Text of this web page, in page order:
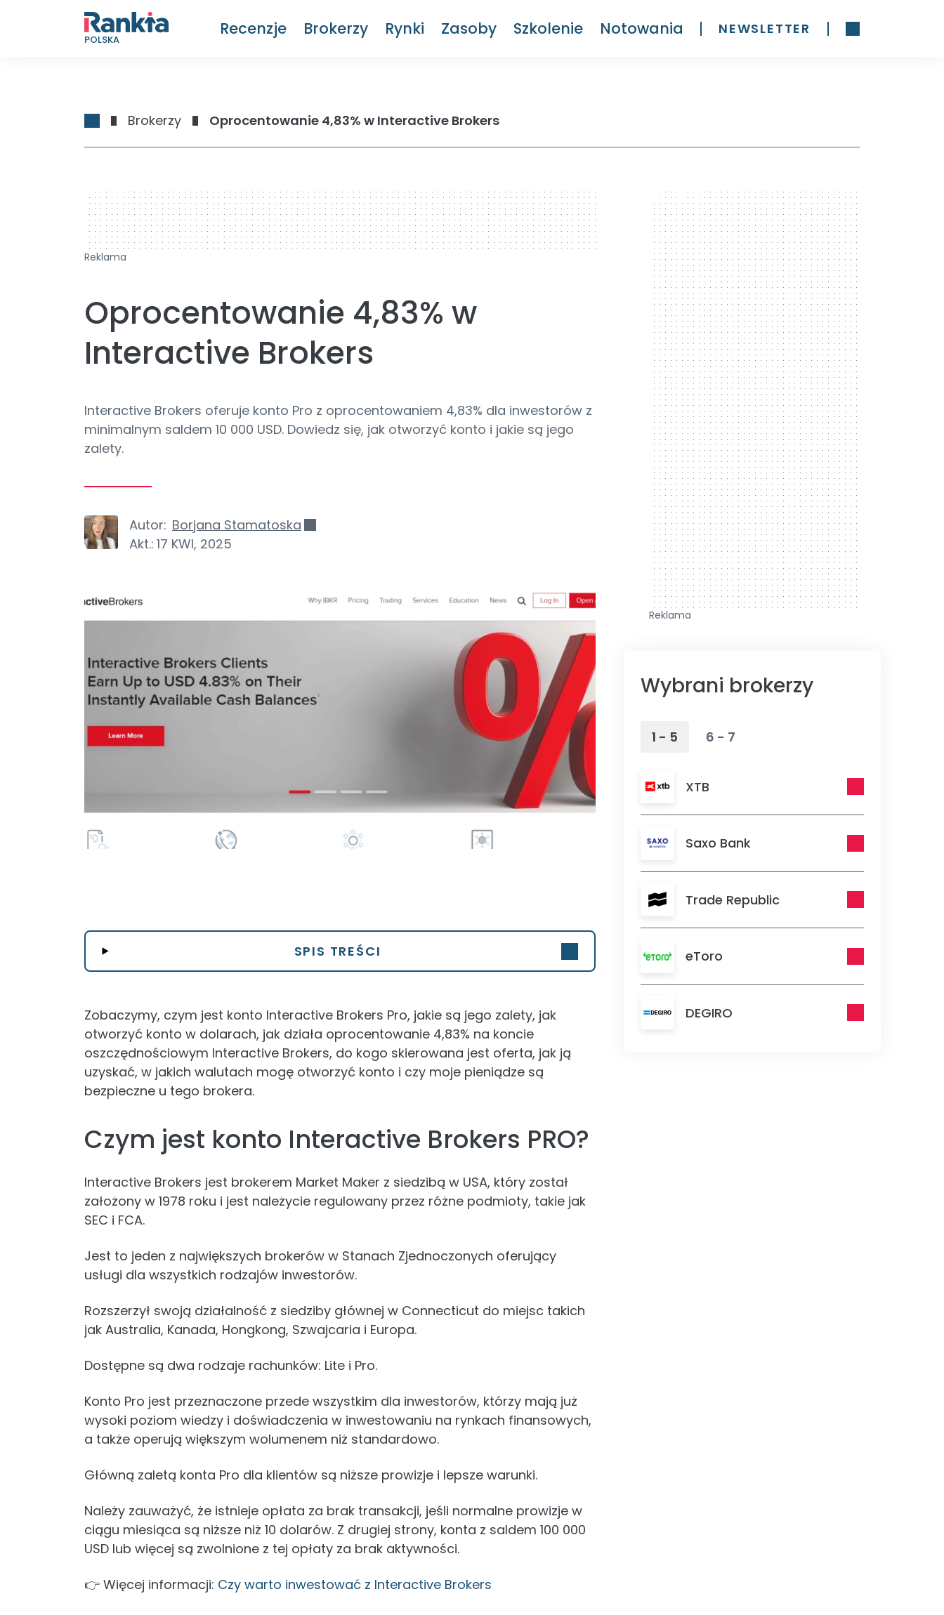
POLSKA
Recenzje Brokerzy Rynki Zasoby Szkolenie Notowania NEWSLETTER
Brokerzy Oprocentowanie 4,83% w Interactive Brokers
728 x 90
Reklama
Oprocentowanie 4,83% w
Interactive Brokers
Interactive Brokers oferuje konto Pro z oprocentowaniem 4,83% dla inwestorów z
minimalnym saldem 10 000 USD. Dowiedz się, jak otworzyć konto i jakie są jego
zalety.
Autor: Borjana Stamatoska
Akt.: 17 KWI, 2025
SPIS TREŚCI
Zobaczymy, czym jest konto Interactive Brokers Pro, jakie są jego zalety, jak
otworzyć konto w dolarach, jak działa oprocentowanie 4,83% na koncie
oszczędnościowym Interactive Brokers, do kogo skierowana jest oferta, jak ją
uzyskać, w jakich walutach mogę otworzyć konto i czy moje pieniądze są
bezpieczne u tego brokera.
Czym jest konto Interactive Brokers PRO?
Interactive Brokers jest brokerem Market Maker z siedzibą w USA, który został
założony w 1978 roku i jest należycie regulowany przez różne podmioty, takie jak
SEC i FCA.
Jest to jeden z największych brokerów w Stanach Zjednoczonych oferujący
usługi dla wszystkich rodzajów inwestorów.
Rozszerzył swoją działalność z siedziby głównej w Connecticut do miejsc takich
jak Australia, Kanada, Hongkong, Szwajcaria i Europa.
Dostępne są dwa rodzaje rachunków: Lite i Pro.
Konto Pro jest przeznaczone przede wszystkim dla inwestorów, którzy mają już
wysoki poziom wiedzy i doświadczenia w inwestowaniu na rynkach finansowych,
a także operują większym wolumenem niż standardowo.
Główną zaletą konta Pro dla klientów są niższe prowizje i lepsze warunki.
Należy zauważyć, że istnieje opłata za brak transakcji, jeśli normalne prowizje w
ciągu miesiąca są niższe niż 10 dolarów. Z drugiej strony, konta z saldem 100 000
USD lub więcej są zwolnione z tej opłaty za brak aktywności.
👉 Więcej informacji: Czy warto inwestować z Interactive Brokers
300 x 600
Reklama
Wybrani brokerzy
1 - 5 6 - 7
XTB
Saxo Bank
Trade Republic
eToro
DEGIRO